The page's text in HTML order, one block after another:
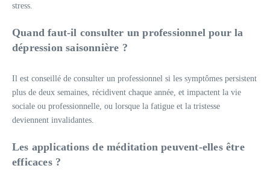
stress.
Quand faut-il consulter un professionnel pour la
dépression saisonnière ?
Il est conseillé de consulter un professionnel si les symptômes persistent
plus de deux semaines, récidivent chaque année, et impactent la vie
sociale ou professionnelle, ou lorsque la fatigue et la tristesse
deviennent invalidantes.
Les applications de méditation peuvent-elles être
efficaces ?